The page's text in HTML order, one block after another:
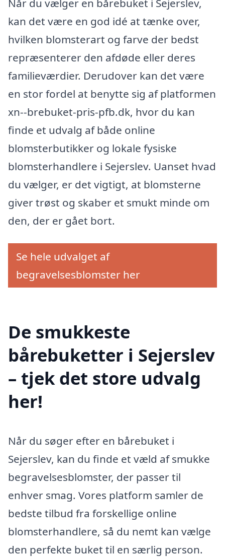
kan det være en god idé at tænke over,
hvilken blomsterart og farve der bedst
repræsenterer den afdøde eller deres
familieværdier. Derudover kan det være
en stor fordel at benytte sig af platformen
xn--brebuket-pris-pfb.dk, hvor du kan
finde et udvalg af både online
blomsterbutikker og lokale fysiske
blomsterhandlere i Sejerslev. Uanset hvad
du vælger, er det vigtigt, at blomsterne
giver trøst og skaber et smukt minde om
den, der er gået bort.
Se hele udvalget af
begravelsesblomster her
De smukkeste
bårebuketter i Sejerslev
– tjek det store udvalg
her!
Når du søger efter en bårebuket i
Sejerslev, kan du finde et væld af smukke
begravelsesblomster, der passer til
enhver smag. Vores platform samler de
bedste tilbud fra forskellige online
blomsterhandlere, så du nemt kan vælge
den perfekte buket til en særlig person.